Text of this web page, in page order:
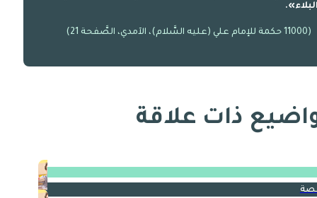
(11000 حكمة للإمام علي (عليه السَّلام)، الآمدي، الصَّفحة 21)
ذات علاقة